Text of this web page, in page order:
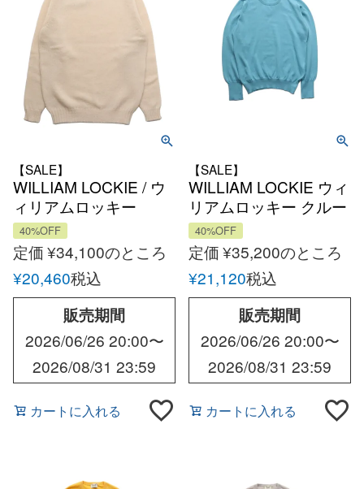
【SALE】
WILLIAM LOCKIE / ウ
ィリアムロッキー
Aryan ラムズウール
8Gクルーネックニット
40%OFF
定価¥34,100のところ
¥20,460税込
販売期間
2026/06/26 20:00〜
2026/08/31 23:59
カートに入れる
【SALE】
WILLIAM LOCKIE ウィ
リアムロッキー クルー
ネックコットン ニット
40%OFF
定価¥35,200のところ
¥21,120税込
販売期間
2026/06/26 20:00〜
2026/08/31 23:59
カートに入れる